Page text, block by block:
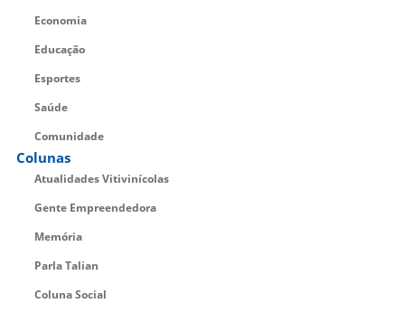
Economia
Educação
Esportes
Saúde
Comunidade
Colunas
Atualidades Vitivinícolas
Gente Empreendedora
Memória
Parla Talian
Coluna Social